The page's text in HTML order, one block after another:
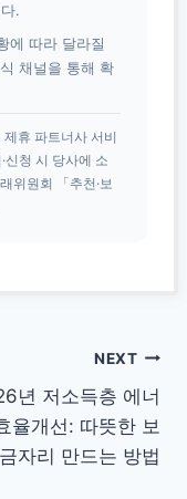
.
에 따라 달라질
채널을 통해 확
휴 파트너사 서비
신청 시 당사에 소
위원회 「추천·보
NEXT
년 저소득층 에너
율개선: 따뜻한 보
금자리 만드는 방법